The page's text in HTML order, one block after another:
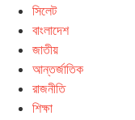
সিলেট
বাংলাদেশ
জাতীয়
আন্তর্জাতিক
রাজনীতি
শিক্ষা